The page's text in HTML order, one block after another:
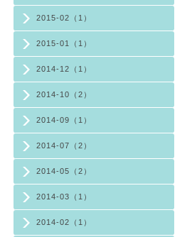
2015-02（1）
2015-01（1）
2014-12（1）
2014-10（2）
2014-09（1）
2014-07（2）
2014-05（2）
2014-03（1）
2014-02（1）